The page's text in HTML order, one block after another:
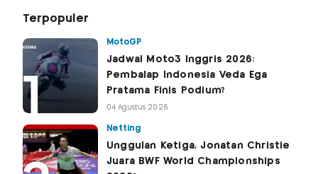
Terpopuler
MotoGP
Jadwal Moto3 Inggris 2026:
Pembalap Indonesia Veda Ega
Pratama Finis Podium?
04 Agustus 2026
Netting
Unggulan Ketiga, Jonatan Christie
Juara BWF World Championships